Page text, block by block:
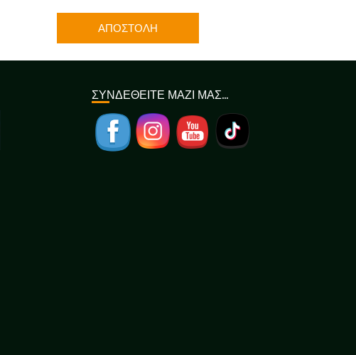
ΣΥΝΔΕΘΕΙΤΕ ΜΑΖΙ ΜΑΣ…